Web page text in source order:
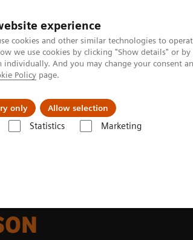
experience
cookies and other similar technologies to
we use cookies by clicking "Show details" or
And you may change your consent
Policy page.
only Allow selection
Statistics Marketing
диагностики Система ультразвуковая